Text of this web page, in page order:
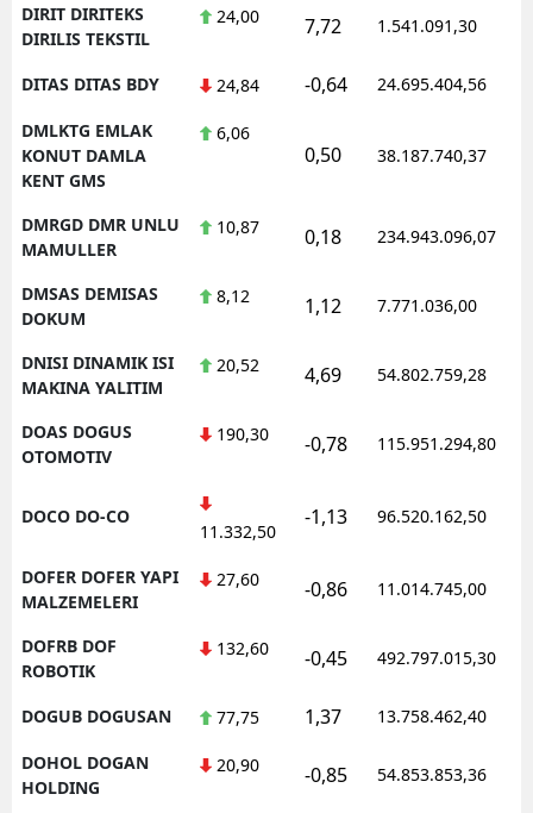
DIRIT DIRITEKS
DIRILIS TEKSTIL
24,00 7,72 1.541.091,30
DITAS DITAS BDY 24,84 -0,64 24.695.404,56
DMLKTG EMLAK
KONUT DAMLA
KENT GMS
6,06
0,50 38.187.740,37
DMRGD DMR UNLU
MAMULLER
10,87 0,18 234.943.096,07
DMSAS DEMISAS
DOKUM
8,12 1,12 7.771.036,00
DNISI DINAMIK ISI
MAKINA YALITIM
20,52 4,69 54.802.759,28
DOAS DOGUS
OTOMOTIV
190,30 -0,78 115.951.294,80
DOCO DO-CO
11.332,50
-1,13 96.520.162,50
DOFER DOFER YAPI
MALZEMELERI
27,60 -0,86 11.014.745,00
DOFRB DOF
ROBOTIK
132,60 -0,45 492.797.015,30
DOGUB DOGUSAN 77,75 1,37 13.758.462,40
DOHOL DOGAN
HOLDING
20,90 -0,85 54.853.853,36